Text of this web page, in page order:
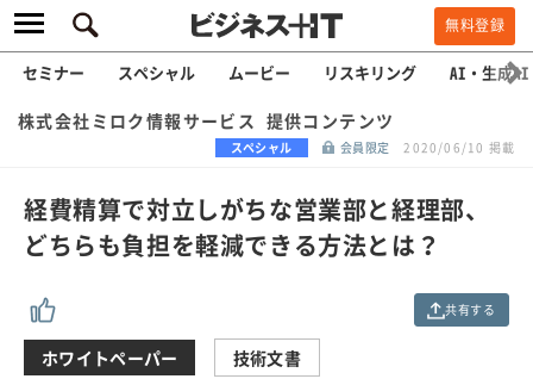
無料登録
セミナー スペシャル ムービー リスキリング AI・生成AI
株式会社ミロク情報サービス 提供コンテンツ
スペシャル 会員限定 2020/06/10 掲載
経費精算で対立しがちな営業部と経理部、
どちらも負担を軽減できる方法とは？
共有する
ホワイトペーパー 技術文書